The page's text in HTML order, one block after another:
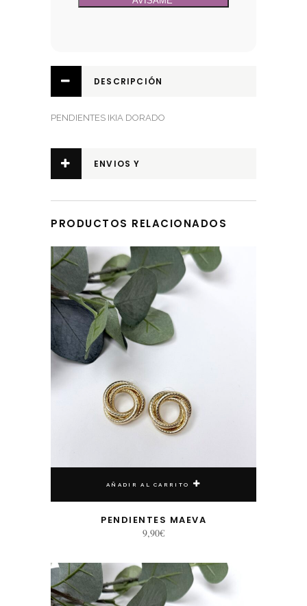
DESCRIPCIÓN
PENDIENTES IKIA DORADO
ENVIOS Y
PRODUCTOS RELACIONADOS
AÑADIR AL CARRITO
PENDIENTES MAEVA
9,90€